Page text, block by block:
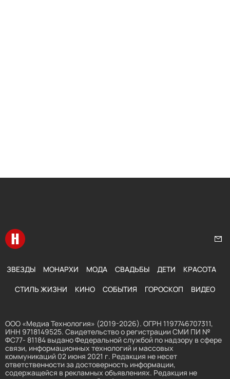
Перейти на главную
ЗВЕЗДЫ МОНАРХИ МОДА СВАДЬБЫ ДЕТИ КРАСОТА
СТИЛЬ ЖИЗНИ КИНО СОБЫТИЯ ГОРОСКОП ВИДЕО
ООО «Медиа Технология» (2019-2026). ОГРН 1197746707311,
ИНН 9718149525. Свидетельство о регистрации СМИ ПИ №
ФС77- 81184 выдано Федеральной службой по надзору в сфере
связи, информационных технологий и массовых
коммуникаций 02 июня 2021 г. Редакция не несет
ответственности за достоверность информации,
содержащейся в рекламных объявлениях. Редакция не